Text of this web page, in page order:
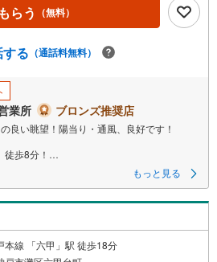
らう （無料）
る （通話料無料）
業所 ブロンズ推奨店
良い眺望！陽当り・通風、良好です！
歩8分！
り良好！
もっと見る
本線 「六甲」駅 徒歩18分